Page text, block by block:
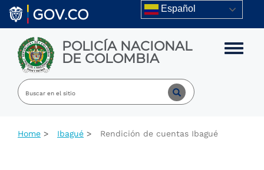
Skip to main content Español
POLICÍA NACIONAL
DE COLOMBIA Toggle
Home Ibagué Rendición de cuentas Ibagué